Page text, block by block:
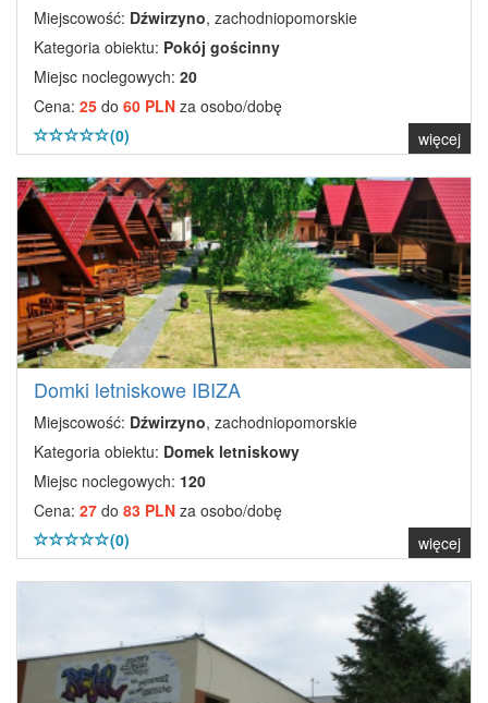
Miejscowość: Dźwirzyno, zachodniopomorskie
Kategoria obiektu: Pokój gościnny
Miejsc noclegowych: 20
Cena: 25 do 60 PLN za osobo/dobę
(0)
więcej
Domki letniskowe IBIZA
Miejscowość: Dźwirzyno, zachodniopomorskie
Kategoria obiektu: Domek letniskowy
Miejsc noclegowych: 120
Cena: 27 do 83 PLN za osobo/dobę
(0)
więcej